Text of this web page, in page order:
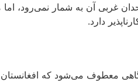
غربی آن به شمار نمی‌رود،
دارد.
معطوف می‌شود که